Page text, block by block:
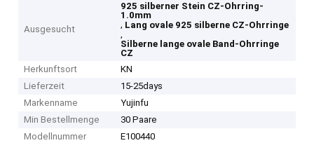
Ausgesucht
925 silberner Stein CZ-Ohrring-
1.0mm
, Lang ovale 925 silberne CZ-Ohrringe
,
Silberne lange ovale Band-Ohrringe
CZ
Herkunftsort
KN
Lieferzeit
15-25days
Markenname
Yujinfu
Min Bestellmenge
30 Paare
Modellnummer
E100440